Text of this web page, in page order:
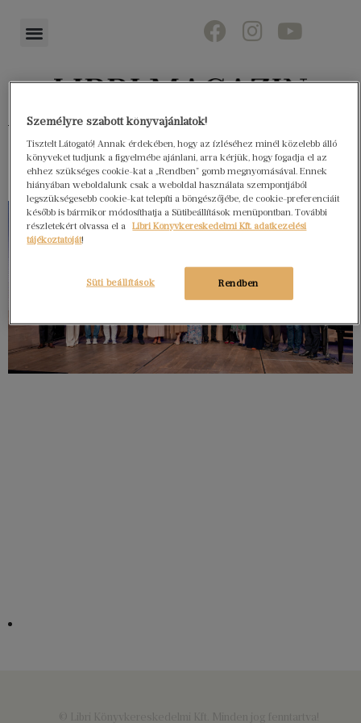
Könyvektől az olvasókig
Személyre szabott könyvajánlatok!
Tisztelt Látogató! Annak érdekében, hogy az ízléséhez minél közelebb álló
könyveket tudjunk a figyelmébe ajánlani, arra kérjük, hogy fogadja el az
ehhez szükséges cookie-kat a „Rendben” gomb megnyomásával. Ennek
hiányában weboldalunk csak a weboldal használata szempontjából
legszükségesebb cookie-kat telepíti a böngészőjébe, de cookie-preferenciáit
később is bármikor módosíthatja a Sütibeállítások menüpontban. További
részletekért olvassa el a
Libri Könyvkereskedelmi Kft. adatkezelési
tájékoztatóját!
Rendben
Süti beállítások